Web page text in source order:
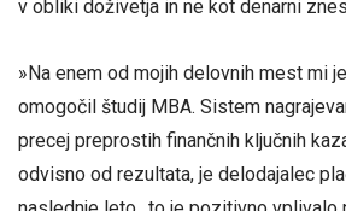
v obliki doživetja in ne kot denarni
»Na enem od mojih delovnih mest mi
omogočil študij MBA. Sistem
precej preprostih finančnih ključnih
odvisno od rezultata, je delodajalec